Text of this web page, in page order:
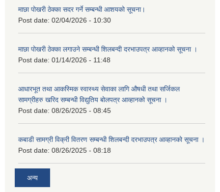
माछा पोखरी ठेक्का सदर गर्ने सम्बन्धी आशयको सूचना।
Post date: 02/04/2026 - 10:30
माछा पोखरी ठेक्का लगाउने सम्बन्धी शिलबन्दी दरभाउपत्र आव्हानको सूचना ।
Post date: 01/14/2026 - 11:48
आधारभूत तथा आकस्मिक स्वास्थ्य सेवाका लागि औषधी तथा सर्जिकल
सामग्रीहरु खरिद सम्बन्धी विद्युतिय बोलपत्र आव्हानको सूचना ।
Post date: 08/26/2025 - 08:45
कबाडी सामग्री विक्री वितरण सम्बन्धी शिलबन्दी दरभाउपत्र आव्हानको सूचना ।
Post date: 08/26/2025 - 08:18
अन्य